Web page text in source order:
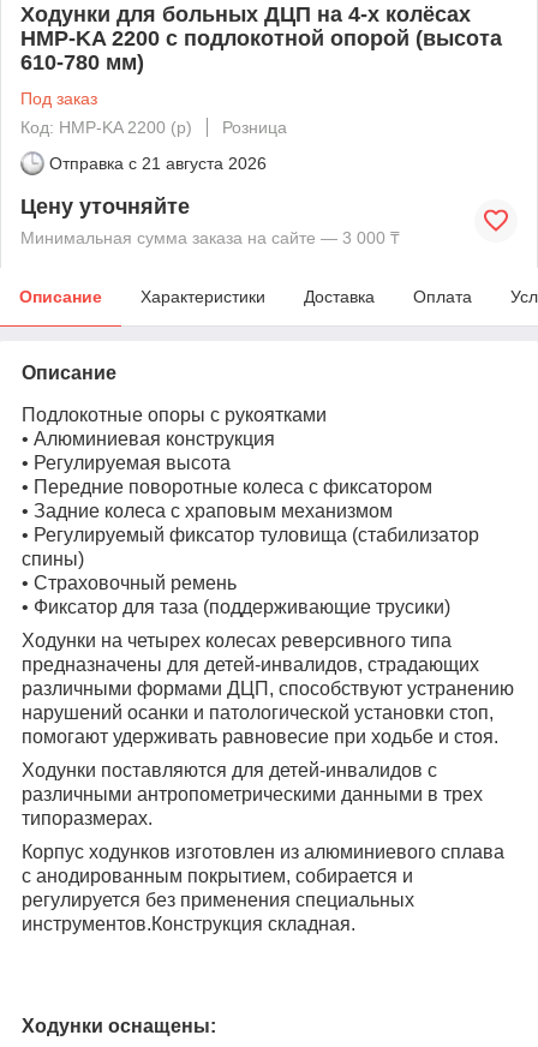
Ходунки для больных ДЦП на 4-х колёсах
HMP-KA 2200 с подлокотной опорой (высота
610-780 мм)
Под заказ
Код: HMP-KA 2200 (p)
Розница
Отправка с 21 августа 2026
Цену уточняйте
Минимальная сумма заказа на сайте — 3 000 ₸
Описание Характеристики Доставка Оплата
Описание
Подлокотные опоры с рукоятками
• Алюминиевая конструкция
• Регулируемая высота
• Передние поворотные колеса с фиксатором
• Задние колеса с храповым механизмом
• Регулируемый фиксатор туловища (стабилизатор
спины)
• Страховочный ремень
• Фиксатор для таза (поддерживающие трусики)
Ходунки на четырех колесах реверсивного типа
предназначены для детей-инвалидов, страдающих
различными формами ДЦП, способствуют устранению
нарушений осанки и патологической установки стоп,
помогают удерживать равновесие при ходьбе и стоя.
Ходунки поставляются для детей-инвалидов с
различными антропометрическими данными в трех
типоразмерах.
Корпус ходунков изготовлен из алюминиевого сплава
с анодированным покрытием, собирается и
регулируется без применения специальных
инструментов.Конструкция складная.
Ходунки оснащены: